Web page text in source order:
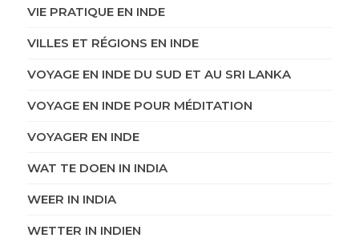
VIE PRATIQUE EN INDE
VILLES ET RÉGIONS EN INDE
VOYAGE EN INDE DU SUD ET AU SRI LANKA
VOYAGE EN INDE POUR MÉDITATION
VOYAGER EN INDE
WAT TE DOEN IN INDIA
WEER IN INDIA
WETTER IN INDIEN